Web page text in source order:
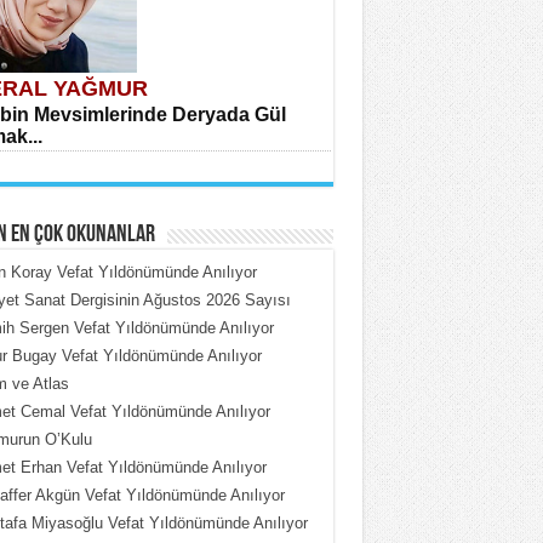
YAĞMUR
Mevsimlerinde Deryada Gül
ÇOBAN
Put Dışardaki Maskeler...
EN ÇOK OKUNANLAR
Koray Vefat Yıldönümünde Anılıyor
Sanat Dergisinin Ağustos 2026 Sayısı
Sergen Vefat Yıldönümünde Anılıyor
Bugay Vefat Yıldönümünde Anılıyor
ve Atlas
Cemal Vefat Yıldönümünde Anılıyor
O’Kulu
Erhan Vefat Yıldönümünde Anılıyor
Akgün Vefat Yıldönümünde Anılıyor
Miyasoğlu Vefat Yıldönümünde Anılıyor